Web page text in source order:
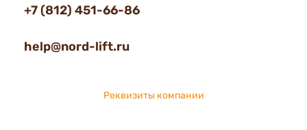
+7 (812) 451-66-86
help@nord-lift.ru
Реквизиты компании